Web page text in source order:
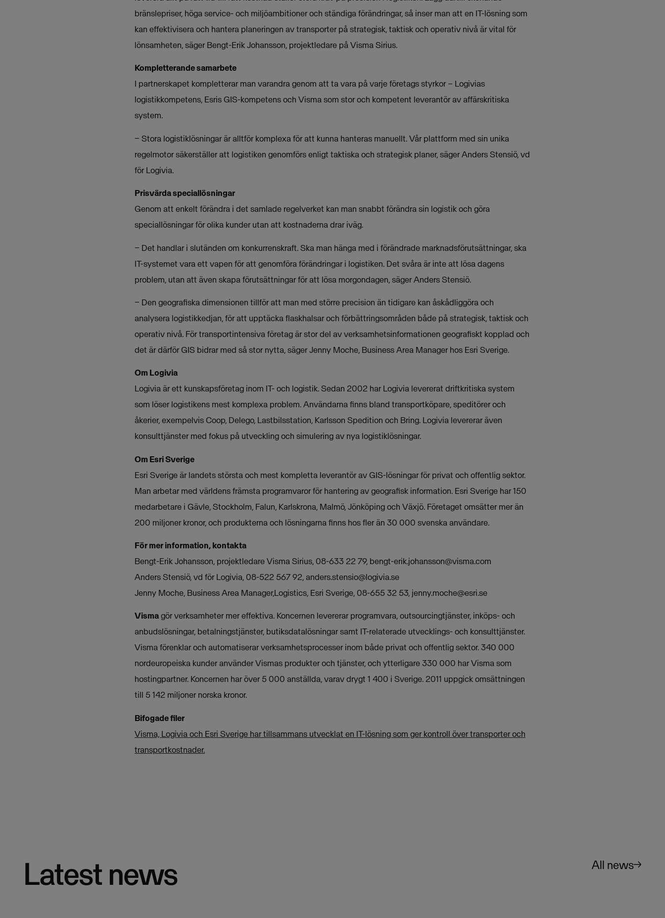
bränslepriser, höga service- och miljöambitioner och ständiga förändringar, så inser man att en IT-lösning som
kan effektivisera och hantera planeringen av transporter på strategisk, taktisk och operativ nivå är vital för
lönsamheten, säger Bengt-Erik Johansson, projektledare på Visma Sirius.
Kompletterande samarbete
I partnerskapet kompletterar man varandra genom att ta vara på varje företags styrkor – Logivias
logistikkompetens, Esris GIS-kompetens och Visma som stor och kompetent leverantör av affärskritiska
system.
− Stora logistiklösningar är alltför komplexa för att kunna hanteras manuellt. Vår plattform med sin unika
regelmotor säkerställer att logistiken genomförs enligt taktiska och strategisk planer, säger Anders Stensiö, vd
för Logivia.
Prisvärda speciallösningar
Genom att enkelt förändra i det samlade regelverket kan man snabbt förändra sin logistik och göra
speciallösningar för olika kunder utan att kostnaderna drar iväg.
− Det handlar i slutänden om konkurrenskraft. Ska man hänga med i förändrade marknadsförutsättningar, ska
IT-systemet vara ett vapen för att genomföra förändringar i logistiken. Det svåra är inte att lösa dagens
problem, utan att även skapa förutsättningar för att lösa morgondagen, säger Anders Stensiö.
− Den geografiska dimensionen tillför att man med större precision än tidigare kan åskådliggöra och
analysera logistikkedjan, för att upptäcka flaskhalsar och förbättringsområden både på strategisk, taktisk och
operativ nivå. För transportintensiva företag är stor del av verksamhetsinformationen geografiskt kopplad och
det är därför GIS bidrar med så stor nytta, säger Jenny Moche, Business Area Manager hos Esri Sverige.
Om Logivia
Logivia är ett kunskapsföretag inom IT- och logistik. Sedan 2002 har Logivia levererat driftkritiska system
som löser logistikens mest komplexa problem. Användarna finns bland transportköpare, speditörer och
åkerier, exempelvis Coop, Delego, Lastbilsstation, Karlsson Spedition och Bring. Logivia levererar även
konsulttjänster med fokus på utveckling och simulering av nya logistiklösningar.
Om Esri Sverige
Esri Sverige är landets största och mest kompletta leverantör av GIS-lösningar för privat och offentlig sektor.
Man arbetar med världens främsta programvaror för hantering av geografisk information. Esri Sverige har 150
medarbetare i Gävle, Stockholm, Falun, Karlskrona, Malmö, Jönköping och Växjö. Företaget omsätter mer än
200 miljoner kronor, och produkterna och lösningarna finns hos fler än 30 000 svenska användare.
För mer information, kontakta
Bengt-Erik Johansson, projektledare Visma Sirius, 08-633 22 79, bengt-erik.johansson@visma.com
Anders Stensiö, vd för Logivia, 08-522 567 92,anders.stensio@logivia.se
Jenny Moche, Business Area Manager,Logistics, Esri Sverige, 08-655 32 53, jenny.moche@esri.se
Vismagör verksamheter mer effektiva. Koncernen levererar programvara, outsourcingtjänster, inköps- och
anbudslösningar, betalningstjänster, butiksdatalösningar samt IT-relaterade utvecklings- och konsulttjänster.
Visma förenklar och automatiserar verksamhetsprocesser inom både privat och offentlig sektor. 340 000
nordeuropeiska kunder använder Vismas produkter och tjänster, och ytterligare 330 000 har Visma som
hostingpartner. Koncernen har över 5 000 anställda, varav drygt 1 400 i Sverige. 2011 uppgick omsättningen
till 5 142 miljoner norska kronor.
Bifogade filer
Visma, Logivia och Esri Sverige har tillsammans utvecklat en IT-lösning som ger kontroll över transporter och
transportkostnader.
Latest news All news